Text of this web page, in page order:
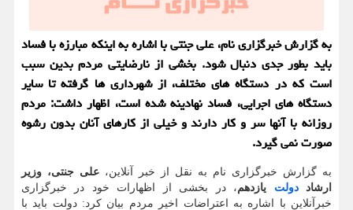
به گزارش خبرگزاری نام، علی جنتی با اشاره به اینکه مبارزه با فساد
باید بطور جدی دنبال شود. بخشی از نارضایتی مردم بدین سبب
است که در دستگاه های مختلف، از شهرداری ها گرفته تا سایر
دستگاه های اجرایی، فساد نهادینه شده است، اظهار داشت: مردم
روزانه با آنها سر و کار دارند و خیلی از کارهای آنان بدون رشوه
صورت نمی گیرد.
به گزارش خبرگزاری نام به نقل از خبر آنلاین، علی جنتی، وزیر
ارشاددولت یازدهم، در بخشی از اظهارات خود در خبرگزاری
خبرآنلاین با اشاره به اعتراضات اخیر مردم بیان کرد: دولت باید با